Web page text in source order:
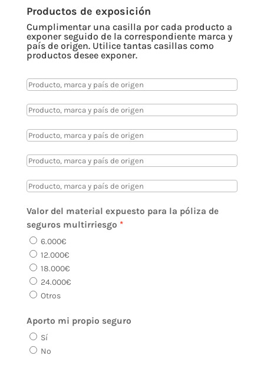
Productos de exposición
Cumplimentar una casilla por cada producto a
exponer seguido de la correspondiente marca y
país de origen. Utilice tantas casillas como
productos desee exponer.
Valor del material expuesto para la póliza de
seguros multirriesgo
6.000€
12.000€
18.000€
24.000€
Otros
Aporto mi propio seguro
Sí
No